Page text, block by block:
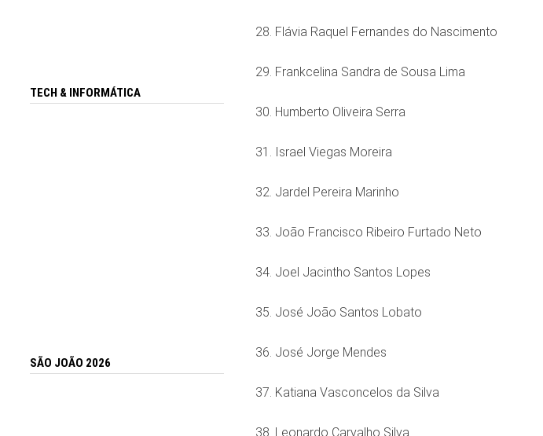
28. Flávia Raquel Fernandes do Nascimento
29. Frankcelina Sandra de Sousa Lima
30. Humberto Oliveira Serra
31. Israel Viegas Moreira
32. Jardel Pereira Marinho
33. João Francisco Ribeiro Furtado Neto
34. Joel Jacintho Santos Lopes
35. José João Santos Lobato
36. José Jorge Mendes
37. Katiana Vasconcelos da Silva
38. Leonardo Carvalho Silva
TECH & INFORMÁTICA
SÃO JOÃO 2026